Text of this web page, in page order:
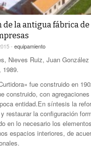
la antigua fábrica
- equipamiento
Nieves Ruiz, Juan
1989.
fue construido en
construido, con
entidad.En síntesis la
restaurar la configuración
en lo necesario los
espacios interiores, de